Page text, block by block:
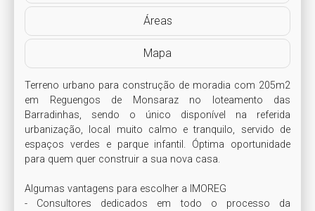
Áreas
Mapa
Terreno urbano para construção de moradia com 205m2
em Reguengos de Monsaraz no loteamento das
Barradinhas, sendo o único disponível na referida
urbanização, local muito calmo e tranquilo, servido de
espaços verdes e parque infantil. Óptima oportunidade
para quem quer construir a sua nova casa.
Algumas vantagens para escolher a IMOREG
- Consultores dedicados em todo o processo da